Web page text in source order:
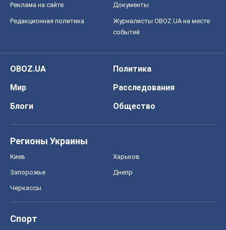
Реклама на сайте Документы
Редакционная политика
Журналисты OBOZ.UA на месте
событий
OBOZ.UA
Политика
Мир
Расследования
Блоги
Общество
Регионы Украины
Киев Харьков
Запорожье Днепр
Черкассы
Спорт